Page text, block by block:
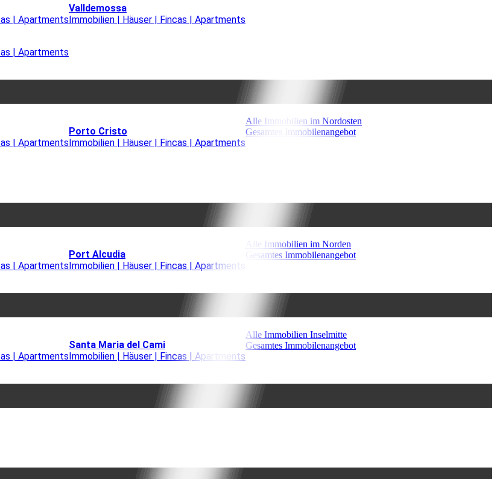
| Apartments
| Apartments
Valldemossa
Immobilien | Häuser | Fincas | Apartments
| Apartments
Porto Cristo
Immobilien | Häuser | Fincas | Apartments
Alle Immobilien im Nordosten
Gesamtes Immobilenangebot
| Apartments
Port Alcudia
Immobilien | Häuser | Fincas | Apartments
Alle Immobilien im Norden
Gesamtes Immobilenangebot
| Apartments
Santa Maria del Cami
Immobilien | Häuser | Fincas | Apartments
Alle Immobilien Inselmitte
Gesamtes Immobilenangebot